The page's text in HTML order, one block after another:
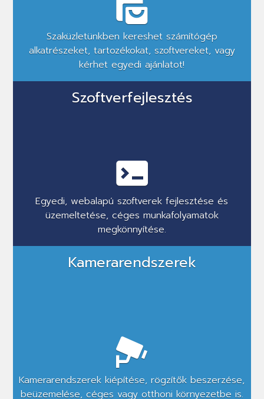
Szaküzletünkben kereshet számítógép
alkatrészeket, tartozékokat, szoftvereket, vagy
kérhet egyedi ajánlatot!
Szoftverfejlesztés
Egyedi, webalapú szoftverek fejlesztése és
üzemeltetése, céges munkafolyamatok
megkönnyítése.
Kamerarendszerek
Kamerarendszerek kiépítése, rögzítők beszerzése,
beüzemelése, céges vagy otthoni környezetbe is.